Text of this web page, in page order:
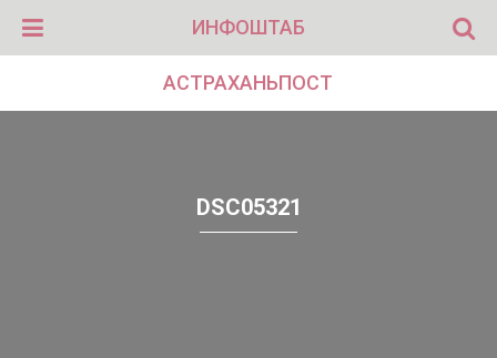
ИНФОШТАБ
АСТРАХАНЬПОСТ
DSC05321